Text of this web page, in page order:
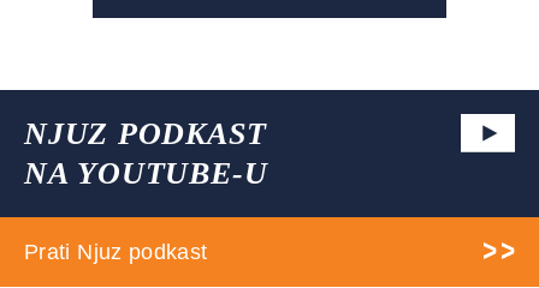
NJUZ PODKAST
NA YOUTUBE-U
Prati Njuz podkast